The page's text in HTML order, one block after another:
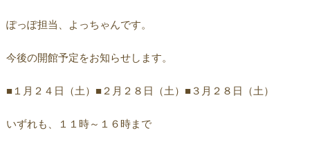
ぽっぽ担当、よっちゃんです。
今後の開館予定をお知らせします。
■１月２４日（土）■２月２８日（土）■３月２８日（土）
いずれも、１１時～１６時まで